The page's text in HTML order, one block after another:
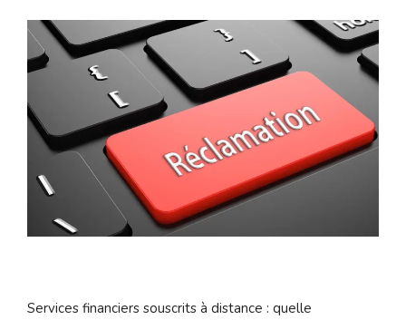
Services financiers souscrits à distance : quelle